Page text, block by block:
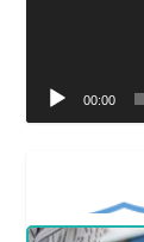
00:00